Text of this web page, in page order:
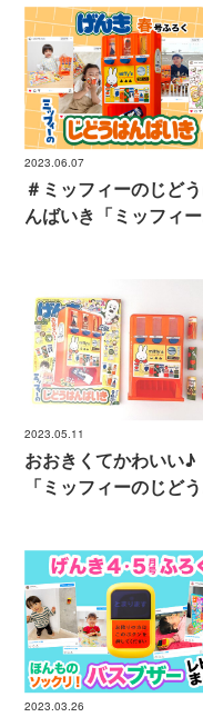
2023.06.07
＃ミッフィーのじど
んばいき「ミッフィ
とにかく可愛い！」
の声多数！
2023.05.11
おおきくてかわいい♪
「ミッフィーのじど
2023.03.26